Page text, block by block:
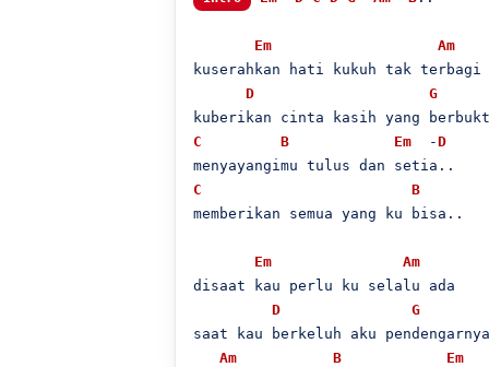
Em
Am
kuserahkan hati kukuh tak terbagi
D
G
C
B Em
  -
D
C
B
memberikan semua yang ku bisa..
Em
Am
disaat kau perlu ku selalu ada
D
G
saat kau berkeluh aku pendengarnya
Am
B Em